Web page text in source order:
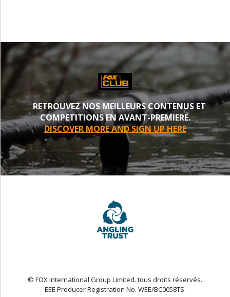
RETROUVEZ NOS MEILLEURS CONTENUS ET
COMPETITIONS EN AVANT-PREMIERE.
DISCOVER MORE AND SIGN UP HERE
© FOX International Group Limited. tous droits réservés.
EEE Producer Registration No. WEE/BC0058TS.